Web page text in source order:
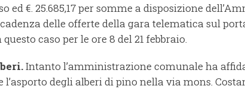
ed €. 25.685,17 per somme a disposizione
delle offerte della gara telematica sul
caso per le ore 8 del 21 febbraio.
Intanto l’amministrazione comunale ha
l’asporto degli alberi di pino nella via mons.